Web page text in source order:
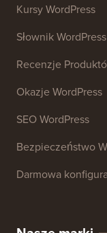
Kursy WordPress
Słownik WordPress
Recenzje
Okazje WordPress
SEO WordPress
Bezpieczeństwo
Darmowa